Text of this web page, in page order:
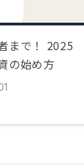
まで！ 2025
の始め方